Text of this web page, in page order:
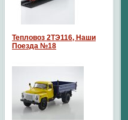
Тепловоз 2ТЭ116, Наши
Поезда №18